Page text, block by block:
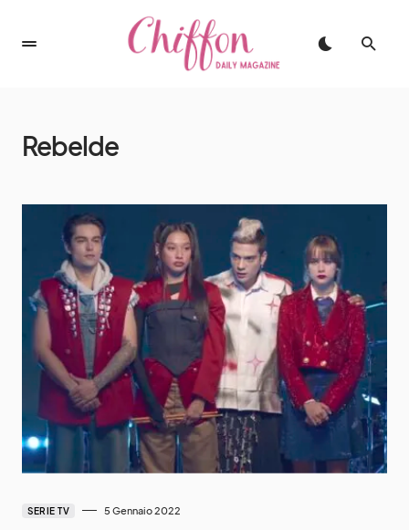
Rebelde
SERIE TV 5 Gennaio 2022